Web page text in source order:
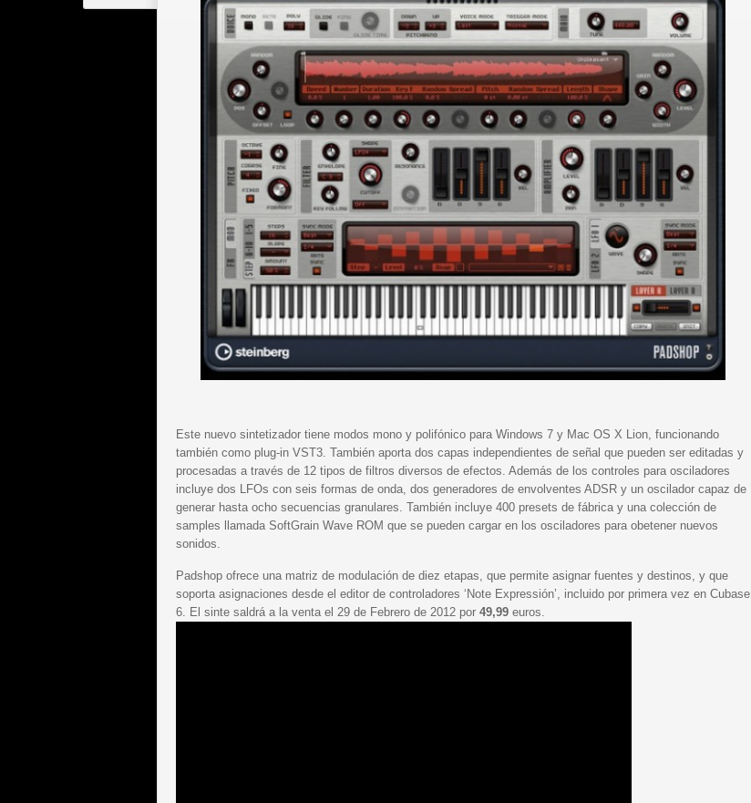
Este nuevo sintetizador tiene modos mono y polifónico para Windows 7 y Mac OS X Lion, funcionando
también como plug-in VST3. También aporta dos capas independientes de señal que pueden ser editadas y
procesadas a través de 12 tipos de filtros diversos de efectos. Además de los controles para osciladores
incluye dos LFOs con seis formas de onda, dos generadores de envolventes ADSR y un oscilador capaz de
generar hasta ocho secuencias granulares. También incluye 400 presets de fábrica y una colección de
samples llamada SoftGrain Wave ROM que se pueden cargar en los osciladores para obetener nuevos
sonidos.
Padshop ofrece una matriz de modulación de diez etapas, que permite asignar fuentes y destinos, y que
soporta asignaciones desde el editor de controladores ‘Note Expressión’, incluido por primera vez en Cubase
6. El sinte saldrá a la venta el 29 de Febrero de 2012 por 49,99 euros.